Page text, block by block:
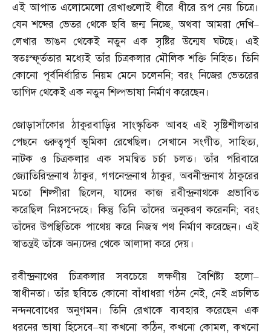
এই আপাত এলোমেলো রেখাগুলোই ধীরে ধীরে রূপ নেয় চিত্রে।
যেন শব্দের ভেতর থেকে ছবি জন্ম নিচ্ছে,অথবা আমরা দেখি–
লেখার ভাঙন থেকেই নতুন এক সৃষ্টির উন্মেষ ঘটছে। এই
স্বতঃস্ফূর্ততার মধ্যেই তাঁর চিত্রকলার মৌলিক শক্তি নিহিত। তিনি
কোনো পূর্বনির্ধারিত নিয়ম মেনে চলেননি;বরং নিজের ভেতরের
তাগিদ থেকেই এক নতুন শিল্পভাষা নির্মাণ করেছেন।
জোড়াসাঁকোর ঠাকুরবাড়ির সাংস্কৃতিক আবহ এই সৃষ্টিশীলতার
পেছনে গুরুত্বপূর্ণ ভূমিকা রেখেছিল। সেখানে সংগীত,সাহিত্য,
নাটক ও চিত্রকলার এক সমন্বিত চর্চা চলত। তাঁর পরিবারে
জ্যোতিরিন্দ্রনাথ ঠাকুর,গগনেন্দ্রনাথ ঠাকুর,অবনীন্দ্রনাথ ঠাকুরের
মতো শিল্পীরা ছিলেন,যাদের কাজ রবীন্দ্রনাথকে প্রভাবিত
করেছিল নিঃসন্দেহে। কিন্তু তিনি তাঁদের অনুকরণ করেননি;বরং
তাঁদের উপস্থিতিকে পাথেয় করে নিজস্ব পথ নির্মাণ করেছেন। এই
স্বাতন্ত্রই তাঁকে অন্যদের থেকে আলাদা করে দেয়।
রবীন্দ্রনাথের চিত্রকলার সবচেয়ে লক্ষণীয় বৈশিষ্ট্য হলো–
স্বাধীনতা। তাঁর ছবিতে কোনো বাঁধাধরা গঠন নেই,নেই প্রচলিত
নন্দনবোধের অনুগমন। তিনি রেখাকে ব্যবহার করেছেন এক
ধরনের ভাষা হিসেবে–যা কখনো কঠিন,কখনো কোমল,কখনো